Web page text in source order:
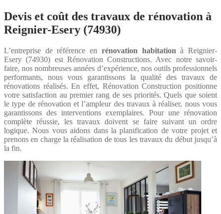
Devis et coût des travaux de rénovation à
Reignier-Esery (74930)
L’entreprise de référence en rénovation habitation à Reignier-
Esery (74930) est Rénovation Constructions. Avec notre savoir-
faire, nos nombreuses années d’expérience, nos outils professionnels
performants, nous vous garantissons la qualité des travaux de
rénovations réalisés. En effet, Rénovation Construction positionne
votre satisfaction au premier rang de ses priorités. Quels que soient
le type de rénovation et l’ampleur des travaux à réaliser, nous vous
garantissons des interventions exemplaires. Pour une rénovation
complète réussie, les travaux doivent se faire suivant un ordre
logique. Nous vous aidons dans la planification de votre projet et
prenons en charge la réalisation de tous les travaux du début jusqu’à
la fin.